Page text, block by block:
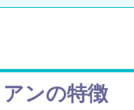
ンの特徴